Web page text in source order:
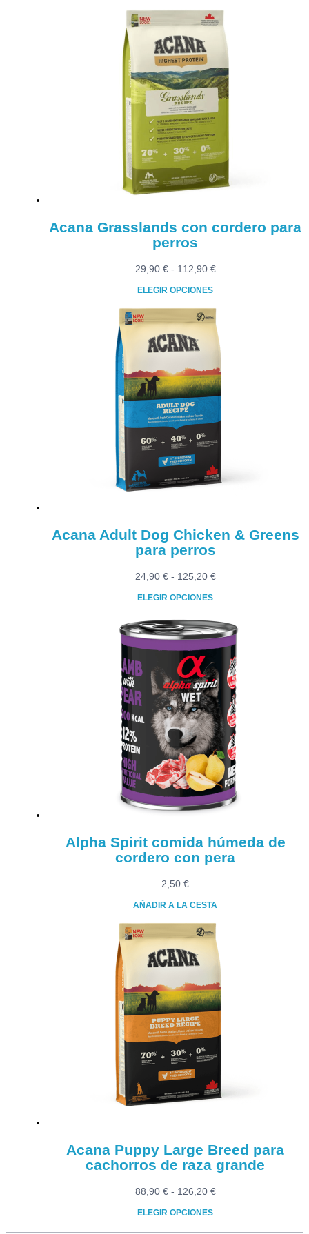
32,90 €
hasta
120,90 €
producto
tiene
múltiples
variantes.
Las
opciones
se
pueden
elegir
en
la
página
Acana Grasslands con cordero para
perros
29,90 € - 112,90 €Rango
29,90 €
hasta
ELEGIR OPCIONES
Este
producto
tiene
variantes.
Las
opciones
se
pueden
elegir
en
la
Acana Adult Dog Chicken & Greens
para perros
24,90 € - 125,20 €Rango
desde
24,90 €
hasta
125,20 €
ELEGIR OPCIONES
Este
producto
tiene
múltiples
variantes.
Las
opciones
se
pueden
elegir
en
la
página
de
Alpha Spirit comida húmeda de
cordero con pera
2,50 €
AÑADIR A LA CESTA
Acana Puppy Large Breed para
cachorros de raza grande
88,90 € - 126,20 €Rango
ELEGIR OPCIONES